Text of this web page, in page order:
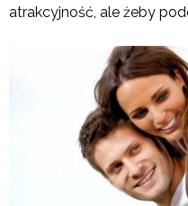
atrakcyjność, ale żeby